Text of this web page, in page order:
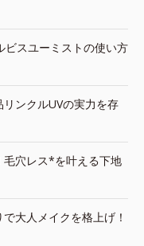
ビスユーミストの使い方
リンクルUVの実力を存
毛穴レス*を叶える下地
で大人メイクを格上げ！